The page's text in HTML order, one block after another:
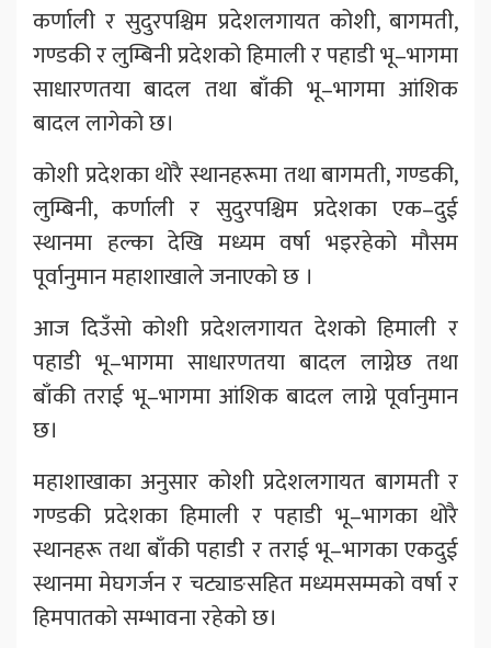
कर्णाली र सुदुरपश्चिम प्रदेशलगायत कोशी, बागमती,
गण्डकी र लुम्बिनी प्रदेशको हिमाली र पहाडी भू–भागमा
साधारणतया बादल तथा बाँकी भू–भागमा आंशिक
बादल लागेको छ।
कोशी प्रदेशका थोरै स्थानहरूमा तथा बागमती, गण्डकी,
लुम्बिनी, कर्णाली र सुदुरपश्चिम प्रदेशका एक–दुई
स्थानमा हल्का देखि मध्यम वर्षा भइरहेको मौसम
पूर्वानुमान महाशाखाले जनाएको छ ।
आज दिउँसो कोशी प्रदेशलगायत देशको हिमाली र
पहाडी भू–भागमा साधारणतया बादल लाग्नेछ तथा
बाँकी तराई भू–भागमा आंशिक बादल लाग्ने पूर्वानुमान
छ।
महाशाखाका अनुसार कोशी प्रदेशलगायत बागमती र
गण्डकी प्रदेशका हिमाली र पहाडी भू–भागका थोरै
स्थानहरू तथा बाँकी पहाडी र तराई भू–भागका एकदुई
स्थानमा मेघगर्जन र चट्याङसहित मध्यमसम्मको वर्षा र
हिमपातको सम्भावना रहेको छ।